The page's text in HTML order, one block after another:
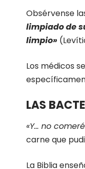
Obsérvense
limpiado de
limpio»
Los médicos
LAS
«Y… no
carne que
La Biblia